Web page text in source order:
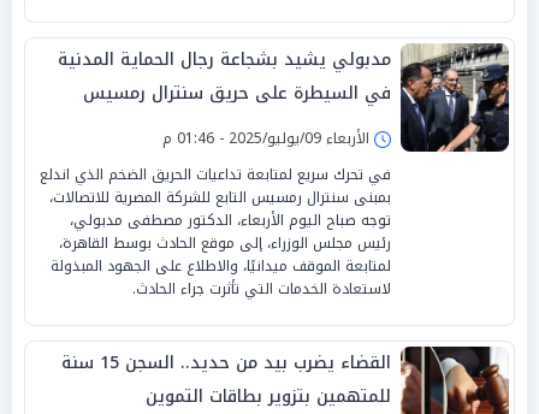
مدبولي يشيد بشجاعة رجال الحماية المدنية
في السيطرة على حريق سنترال رمسيس
الأربعاء 09/يوليو/2025 - 01:46 م
في تحرك سريع لمتابعة تداعيات الحريق الضخم الذي اندلع
بمبنى سنترال رمسيس التابع للشركة المصرية للاتصالات،
توجه صباح اليوم الأربعاء، الدكتور مصطفى مدبولي،
رئيس مجلس الوزراء، إلى موقع الحادث بوسط القاهرة،
لمتابعة الموقف ميدانيًا، والاطلاع على الجهود المبذولة
لاستعادة الخدمات التي تأثرت جراء الحادث.
القضاء يضرب بيد من حديد.. السجن 15 سنة
للمتهمين بتزوير بطاقات التموين